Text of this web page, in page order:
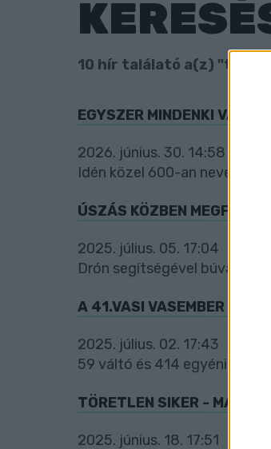
10 hír találató a(z)
EGYSZER MINDENKI
2026. június. 30. 14:58
Idén közel 600-an neveztek
ÚSZÁS KÖZBEN
2025. július. 05. 17:04
Drón segítségével búvárok
A 41.VASI VASEMBER
2025. július. 02. 17:43
59 váltó és 414 egyéni
TÖRETLEN SIKER - MÁR
2025. június. 18. 17:51